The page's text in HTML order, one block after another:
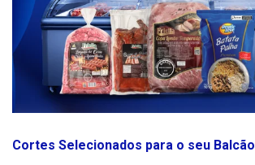
Cortes Selecionados para o seu Balcão